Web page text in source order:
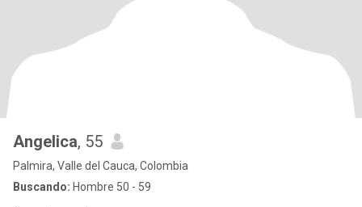
Angelica, 55
Palmira, Valle del Cauca, Colombia
Buscando: Hombre 50 - 59